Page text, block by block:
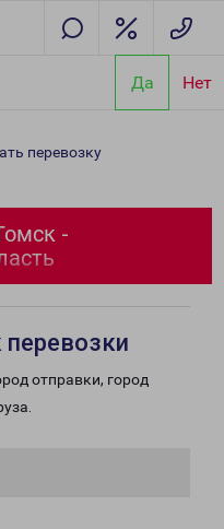
Да Нет
перевозку
-
перевозки
отправки, город